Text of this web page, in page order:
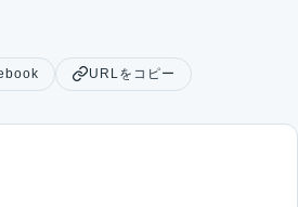
URLをコピー